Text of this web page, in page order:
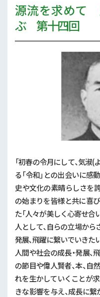
源流を求めて
ぶ 第十四回
「初春の令月にして、気淑(
る「令和」との出会いに感
史や文化の素晴らしさを
の始まりを皆様と共に喜
た「人々が美しく心寄せ合
人として、自らの立場から
発展、飛躍に繋いでいきた
人間や社会の成長・発展、
の節目や偉人賢者、本、自
れを生かしていくことが
きな影響を与え、成長に